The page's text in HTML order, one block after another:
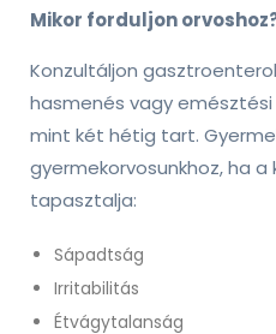
Mikor forduljon
Konzultáljon
hasmenés vagy
mint két hétig tart.
gyermekorvosunkhoz, ha
tapasztalja:
Sápadtság
Irritabilitás
Étvágytalanság